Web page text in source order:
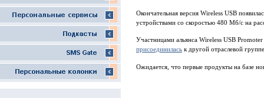
Окончательная версия Wireless USB
устройствами со скоростью 480 Мб/с на
Участницами альянса Wireless USB
присоединилась к другой отраслевой
Ожидается, что первые продукты на базе